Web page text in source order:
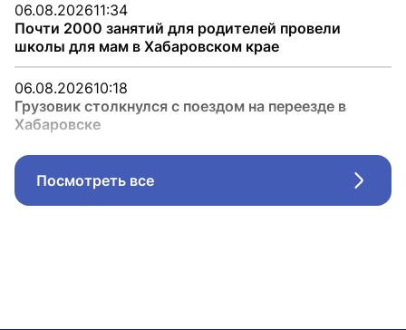
06.08.202611:34
Почти 2000 занятий для родителей провели
школы для мам в Хабаровском крае
06.08.202610:18
Грузовик столкнулся с поездом на переезде в
Хабаровске
Посмотреть все